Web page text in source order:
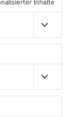
UHR IN SPORT